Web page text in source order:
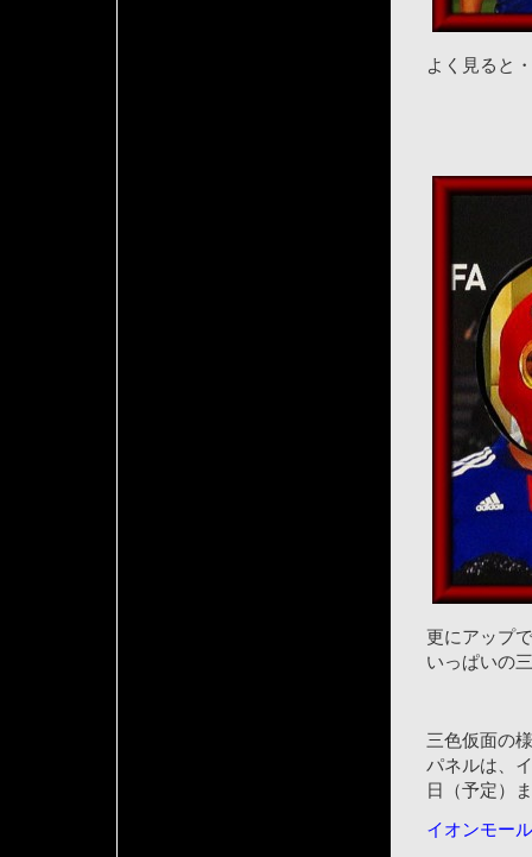
よく見ると
更にアップ
いっぱいの
三色仮面の
パネルは、
日（予定）
イオンモー